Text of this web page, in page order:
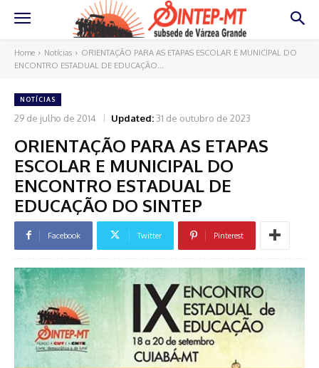
Home Notícias
ORIENTAÇÃO PARA AS ETAPAS ESCOLAR E MUNICIPAL DO
ENCONTRO ESTADUAL DE EDUCAÇÃO...
NOTÍCIAS
29 de julho de 2014 Updated: 31 de outubro de 2023
ORIENTAÇÃO PARA AS ETAPAS
ESCOLAR E MUNICIPAL DO
ENCONTRO ESTADUAL DE
EDUCAÇÃO DO SINTEP
Facebook Twitter Pinterest